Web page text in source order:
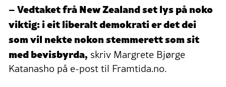
– Vedtaket frå New Zealand set lys på noko
viktig: i eit liberalt demokrati er det dei
som vil nekte nokon stemmerett som sit
med bevisbyrda, skriv Margrete Bjørge
Katanasho på e-post til Framtida.no.